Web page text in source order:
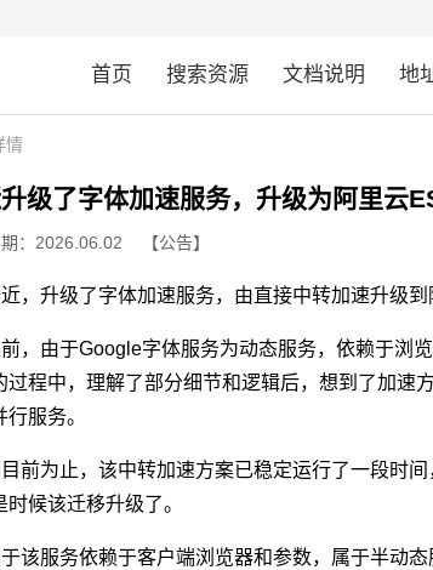
首页 搜索资源 文档说明 地
情
级了字体加速服务，升级为阿里云
：2026.06.02 【公告】
，升级了字体加速服务，由直接中转加速升级
，由于Google字体服务为动态服务，依赖于浏
过程中，理解了部分细节和逻辑后，想到了加速
服务。
前为止，该中转加速方案已稳定运行了一段时
时候该迁移升级了。
该服务依赖于客户端浏览器和参数，属于半动